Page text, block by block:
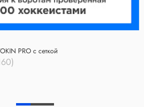
PRO с сеткой